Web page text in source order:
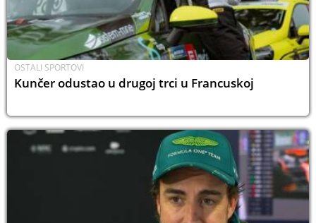
OSTALI SPORTOVI
Kunčer odustao u drugoj trci u Francuskoj